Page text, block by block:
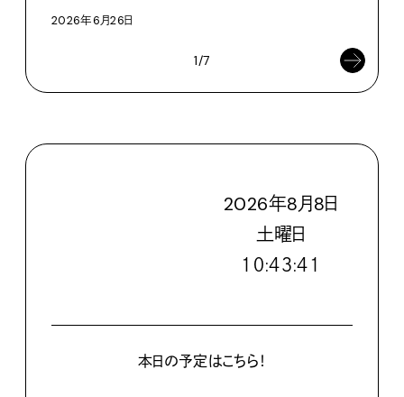
2026年6月26日
1/7
2026年8月8日
土曜日
１０:４３:４２
本日の予定はこちら！